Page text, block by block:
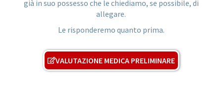
già in suo possesso che le chiediamo, se possibile, di
allegare.
Le risponderemo quanto prima.
VALUTAZIONE MEDICA PRELIMINARE